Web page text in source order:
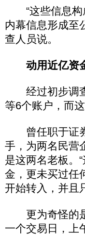
“这些信息构
内幕信息形成至
查人员说。
动用近亿资
经过初步调查
等6个账户，而
曾任职于证券
手，为两名民营
是这两名老板。
金，更未买过任
开始转入，并且
更为奇怪的是
一个交易日，上